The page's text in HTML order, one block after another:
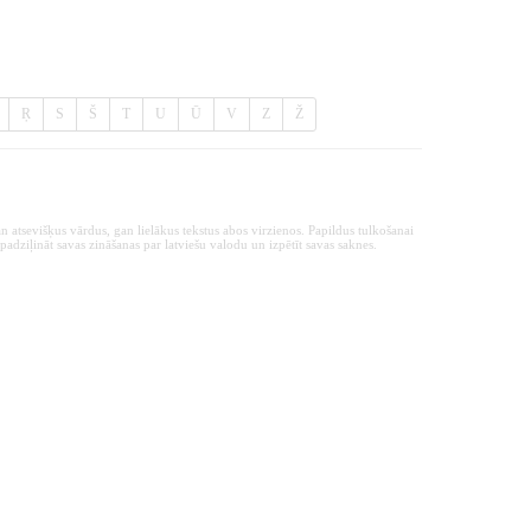
Ŗ S Š T U Ū V Z Ž
vārdus, gan lielākus tekstus abos virzienos. Papildus tulkošanai
savas zināšanas par latviešu valodu un izpētīt savas saknes.